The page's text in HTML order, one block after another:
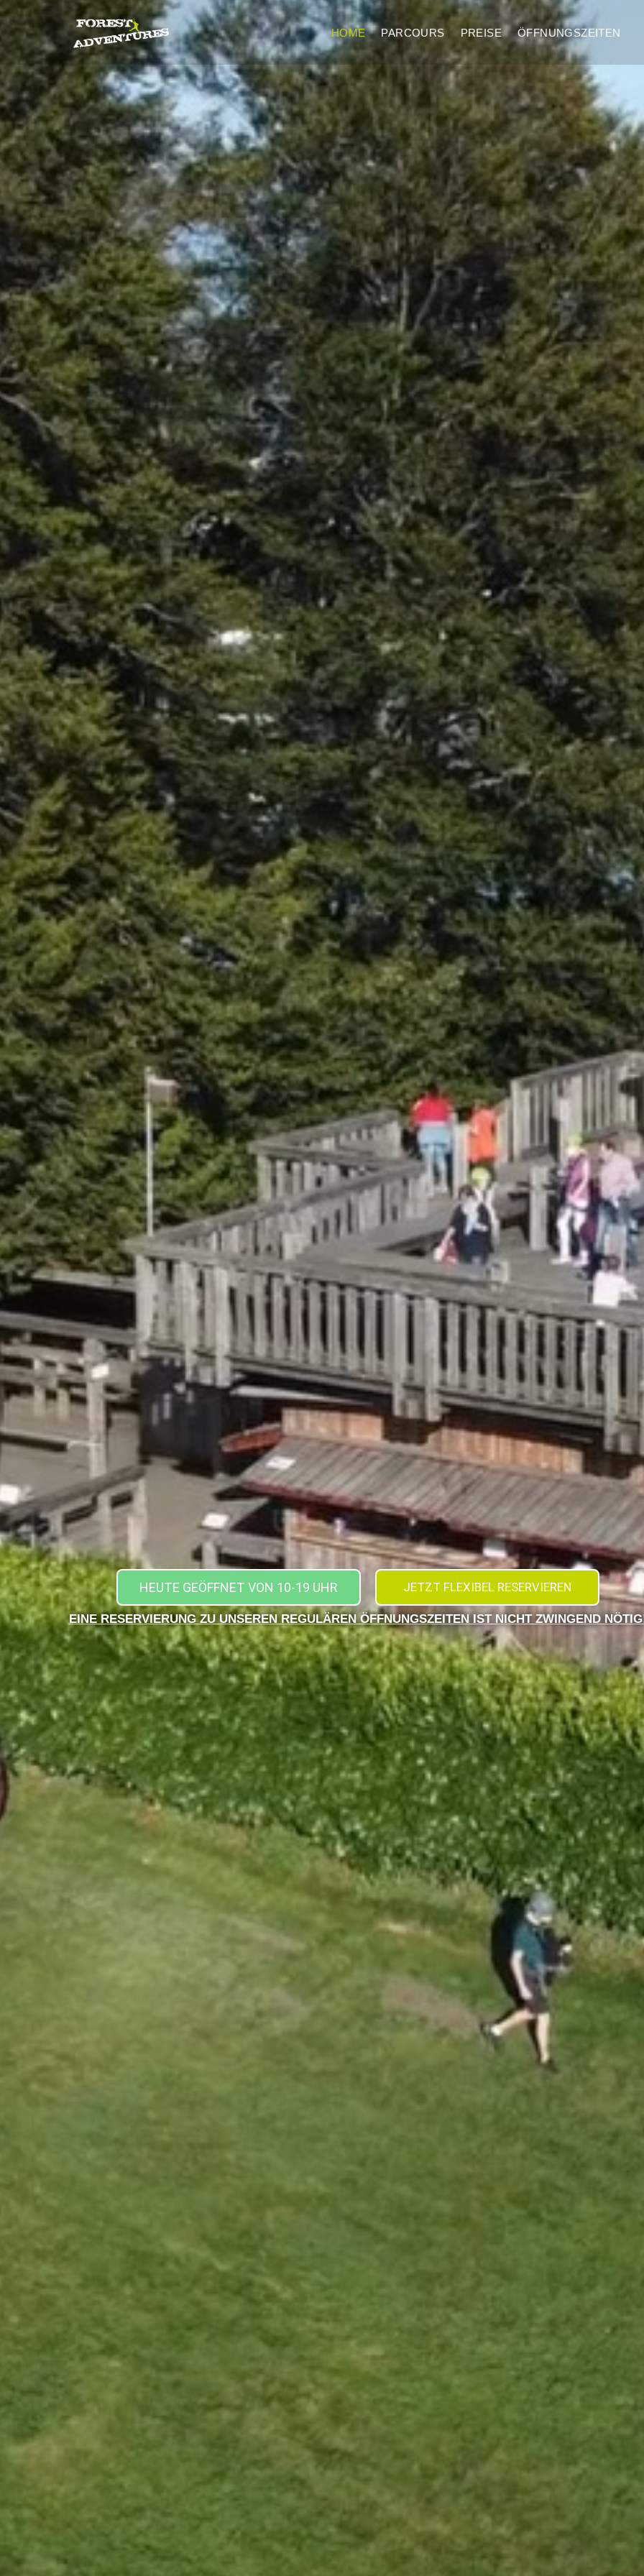
HOME PARCOURS PREISE ÖFFNUNGSZEITEN
HEUTE GEÖFFNET VON 10-19 UHR JETZT FLEXIBEL RESERVIEREN
EINE RESERVIERUNG ZU UNSEREN REGULÄREN ÖFFNUNGSZEITEN IST NICHT ZWINGEND